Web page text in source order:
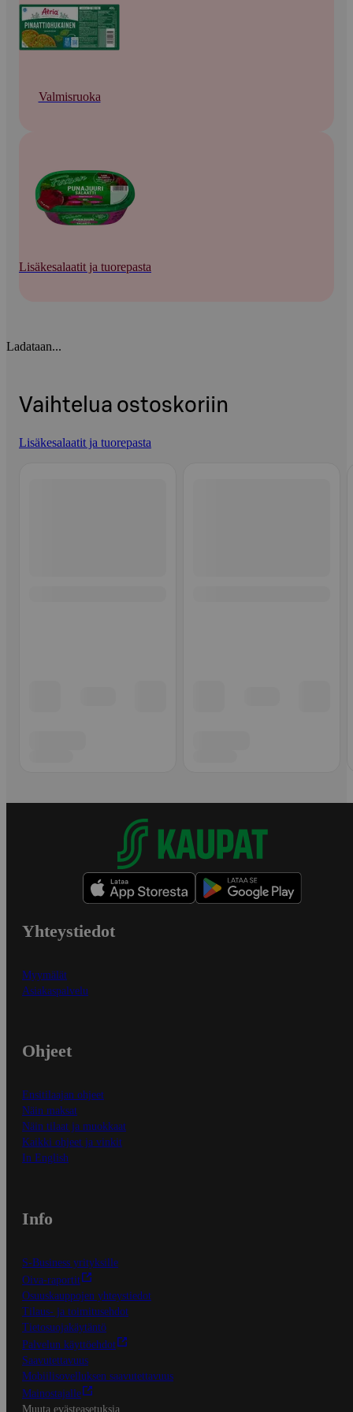
Valmisruoka
Lisäkesalaatit ja tuorepasta
Ladataan...
Vaihtelua ostoskoriin
Lisäkesalaatit ja tuorepasta
Yhteystiedot
Myymälät
Asiakaspalvelu
Ohjeet
Ensitilaajan ohjeet
Näin maksat
Näin tilaat ja muokkaat
Kaikki ohjeet ja vinkit
In English
Info
S-Business yrityksille
Oiva-raportit
Osuuskauppojen yhteystiedot
Tilaus- ja toimitusehdot
Tietosuojakäytäntö
Palvelun käyttöehdot
Saavutettavuus
Mobiilisovelluksen saavutettavuus
Mainostajalle
Muuta evästeasetuksia